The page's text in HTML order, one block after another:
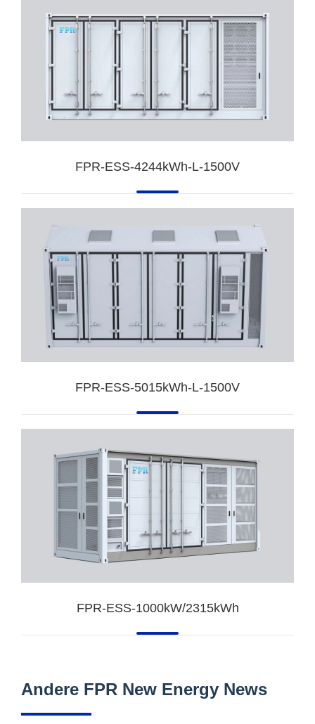
FPR-ESS-4244kWh-L-1500V
FPR-ESS-5015kWh-L-1500V
FPR-ESS-1000kW/2315kWh
Andere FPR New Energy News